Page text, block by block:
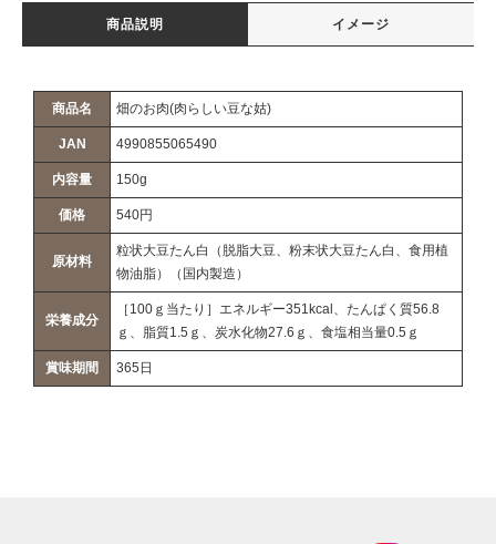
商品説明 イメージ
商品名 畑のお肉(肉らしい豆な姑)
JAN 4990855065490
内容量 150g
価格 540円
原材料
粒状大豆たん白（脱脂大豆、粉末状大豆たん白、食用植
物油脂）（国内製造）
栄養成分
［100ｇ当たり］エネルギー351kcal、たんぱく質56.8
ｇ、脂質1.5ｇ、炭水化物27.6ｇ、食塩相当量0.5ｇ
賞味期間 365日